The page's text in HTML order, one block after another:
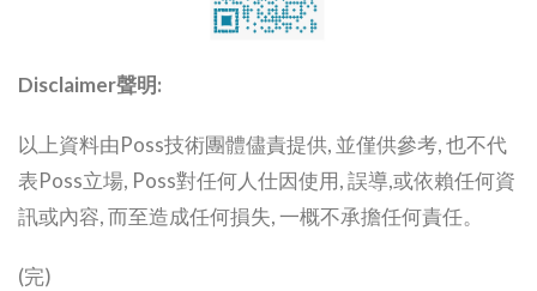
Disclaimer聲明:
以上資料由Poss技術團體儘責提供, 並僅供參考, 也不代
表Poss立場, Poss對任何人仕因使用, 誤導,或依賴任何資
訊或內容, 而至造成任何損失, 一概不承擔任何責任。
(完)